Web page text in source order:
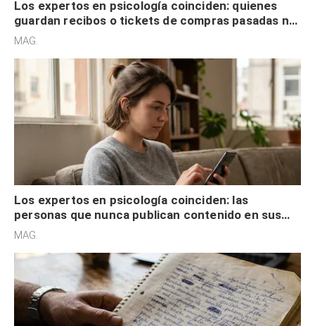
Los expertos en psicología coinciden: quienes
guardan recibos o tickets de compras pasadas no
son acumuladores, sino que tienen necesidad de
MAG.
Los expertos en psicología coinciden: las
personas que nunca publican contenido en sus
redes sociales no pretenden buscar validación
MAG.